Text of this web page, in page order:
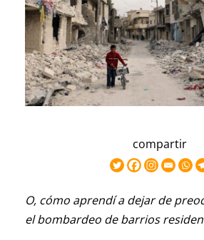
compartir
O, cómo aprendí a dejar de
el bombardeo de barrios